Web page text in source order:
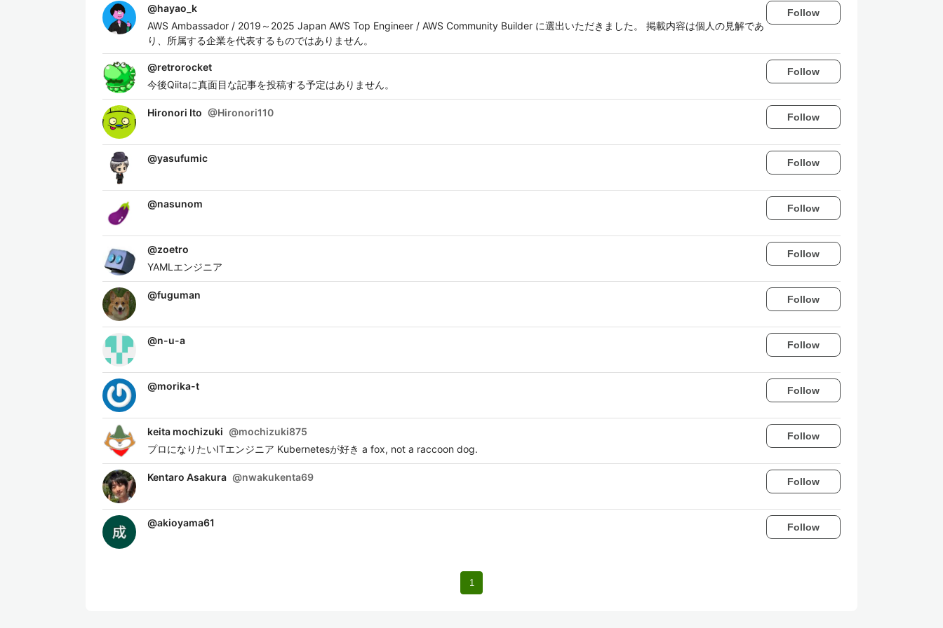
@hayao_k
AWS Ambassador / 2019～2025 Japan AWS Top Engineer / AWS Community Builder に選出いただきました。 掲載内容は個人の見解であ
り、所属する企業を代表するものではありません。
Follow
@retrorocket
今後Qiitaに真面目な記事を投稿する予定はありません。
Follow
Hironori Ito @Hironori110 Follow
@yasufumic Follow
@nasunom Follow
@zoetro
YAMLエンジニア
Follow
@fuguman Follow
@n-u-a Follow
@morika-t Follow
keita mochizuki @mochizuki875
プロになりたいITエンジニア Kubernetesが好き a fox, not a raccoon dog.
Follow
Kentaro Asakura @nwakukenta69 Follow
@akioyama61 Follow
1